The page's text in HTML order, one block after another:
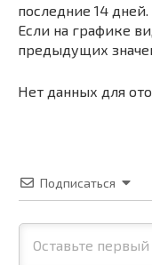
последние 14 дней.
Если на графике
предыдущих
Нет данных для
Подписаться